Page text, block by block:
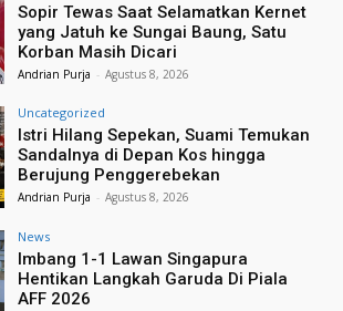
Sopir Tewas Saat Selamatkan Kernet
yang Jatuh ke Sungai Baung, Satu
Korban Masih Dicari
Andrian Purja - Agustus 8, 2026
Uncategorized
Istri Hilang Sepekan, Suami Temukan
Sandalnya di Depan Kos hingga
Berujung Penggerebekan
Andrian Purja - Agustus 8, 2026
News
Imbang 1-1 Lawan Singapura
Hentikan Langkah Garuda Di Piala
AFF 2026